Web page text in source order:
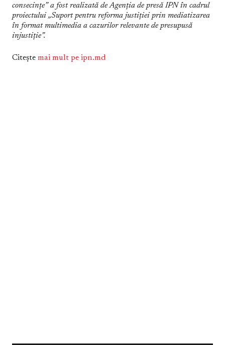
consecințe” a fost realizată de Agenția de presă IPN în cadrul
proiectului „Suport pentru reforma justiției prin mediatizarea
în format multimedia a cazurilor relevante de presupusă
injustiție”.
Citește mai mult pe ipn.md